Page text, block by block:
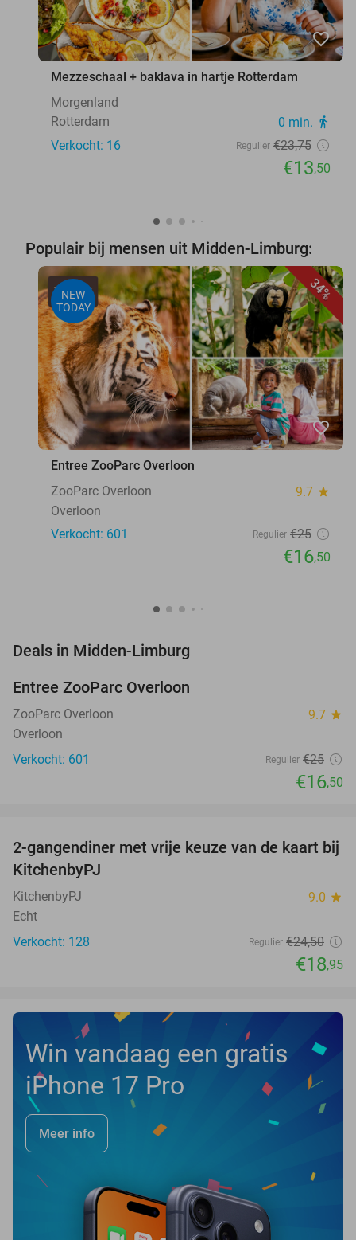
favorite_border
Mezzeschaal + baklava in hartje Rotterdam
Morgenland
Rotterdam
0 min. directions_walk
Verkocht: 16 Regulier €23,75
€13,50
Populair bij mensen uit Midden-Limburg:
34%
NEW
TODAY
favorite_border
Entree ZooParc Overloon
ZooParc Overloon
9.7 star
Overloon
Verkocht: 601
Regulier €25
€16,50
Deals in Midden-Limburg
TODAY
Entree ZooParc Overloon
ZooParc Overloon 9.7 star
Overloon
Verkocht: 601
Regulier €25
€16,50
23%
2-gangendiner met vrije keuze van de kaart bij
KitchenbyPJ
KitchenbyPJ 9.0 star
Echt
Verkocht: 128
Regulier €24,50
€18,95
Win vandaag een gratis
iPhone 17 Pro
Meer info